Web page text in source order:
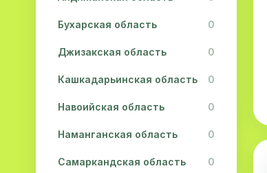
Бухарская область 0
Джизакская область 0
Кашкадарьинская область 0
Навоийская область 0
Наманганская область 0
Самаркандская область 0